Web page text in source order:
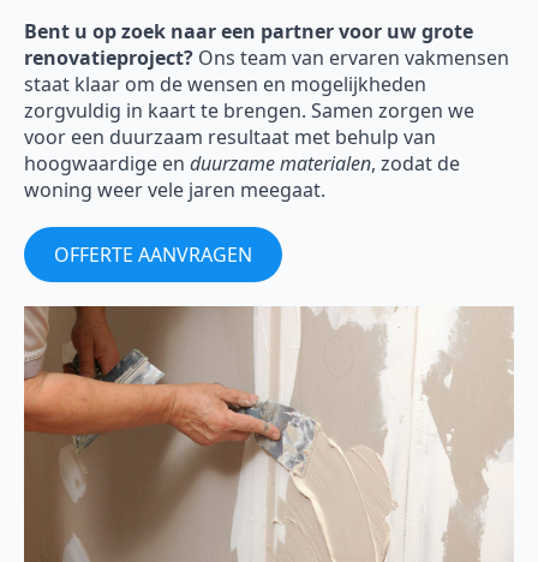
Bent u op zoek naar een partner voor uw grote
renovatieproject? Ons team van ervaren vakmensen
staat klaar om de wensen en mogelijkheden
zorgvuldig in kaart te brengen. Samen zorgen we
voor een duurzaam resultaat met behulp van
hoogwaardige en duurzame materialen, zodat de
woning weer vele jaren meegaat.
OFFERTE AANVRAGEN